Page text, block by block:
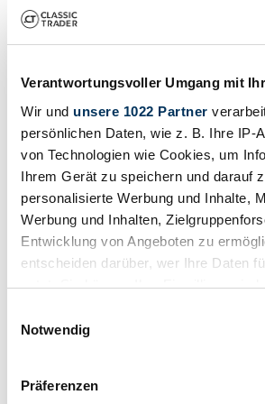
Verantwortungsvoller Umgang mit
Wir und unsere 1022 Partner
persönlichen Daten, wie z. B. Ihre IP-
von Technologien wie Cookies, um
Ihrem Gerät zu speichern und darauf
personalisierte Werbung und Inhalte,
Werbung und Inhalten,
Entwicklung von Angeboten zu
entscheiden darüber, wer Ihre Daten
nutzt. Sie können Ihre Einwilligung
Trigger Symbol ändern oder widerrufen
Informationen über Ihre
Notwendig
Präferenzen
/31
1984 | Gilera 125 TG2